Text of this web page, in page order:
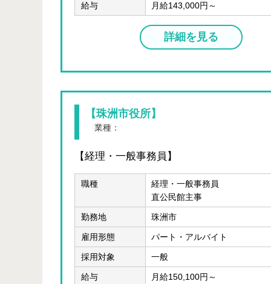
給与 月給143,000円～
詳細を見る
【珠洲市役所】
業種：
【経理・一般事務員】
職種
経理・一般事務員
直公民館主事
勤務地 珠洲市
雇用形態 パート・アルバイト
採用対象 一般
給与 月給150,100円～